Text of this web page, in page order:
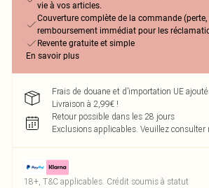
vie à vos articles.
Couverture complète de la commande
remboursement immédiat pour les
Revente gratuite et simple
En savoir plus
Frais de douane et d’importation UE
Livraison à 2,99€ !
Retour possible dans les 28 jours
Exclusions applicables. Veuillez consulter
18+, T&C applicables. Crédit soumis à statut